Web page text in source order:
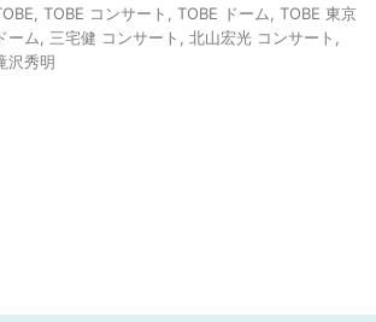
TOBE コンサート TOBE ドーム
TOBE 東京
ーム
三宅健 コンサート 北山宏光 コンサート
沢秀明